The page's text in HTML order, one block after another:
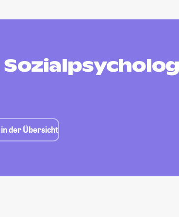
der Übersicht